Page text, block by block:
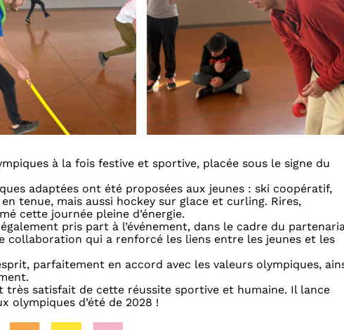
à la fois festive et sportive, placée sous le signe du
adaptées ont été proposées aux jeunes : ski coopératif,
tenue, mais aussi hockey sur glace et curling. Rires,
cette journée pleine d’énergie.
pris part à l’événement, dans le cadre du
collaboration qui a renforcé les liens entre les jeunes et les
parfaitement en accord avec les valeurs olympiques,
très satisfait de cette réussite sportive et humaine. Il lance
olympiques d’été de 2028 !